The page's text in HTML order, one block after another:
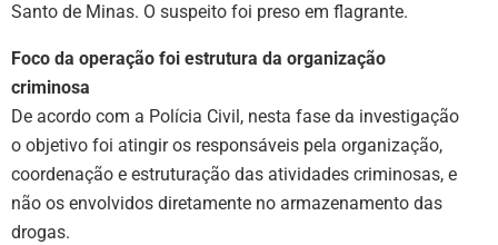
Santo de Minas. O suspeito foi preso em flagrante.
Foco da operação foi estrutura da organização
criminosa
De acordo com a Polícia Civil, nesta fase da investigação
o objetivo foi atingir os responsáveis pela organização,
coordenação e estruturação das atividades criminosas, e
não os envolvidos diretamente no armazenamento das
drogas.